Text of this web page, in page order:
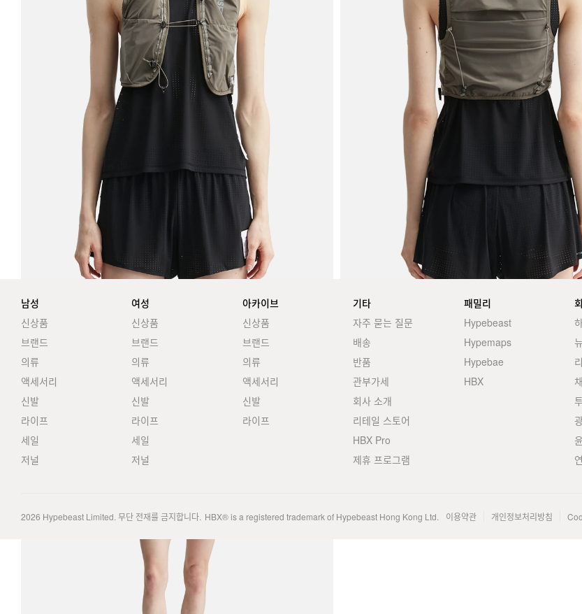
남성
신상품
브랜드
의류
액세서리
신발
라이프
세일
저널
여성
신상품
브랜드
의류
액세서리
신발
라이프
세일
저널
아카이브
신상품
브랜드
의류
액세서리
신발
라이프
기타
자주 묻는 질문
배송
반품
관부가세
회사 소개
리테일 스토어
HBX Pro
제휴 프로그램
패밀리
Hypebeast
Hypemaps
Hypebae
HBX
2026 Hypebeast Limited. 무단 전재를 금지합니다. HBX® is a registered trademark of Hypebeast Hong Kong Ltd. 이용약관 개인정보처리방침